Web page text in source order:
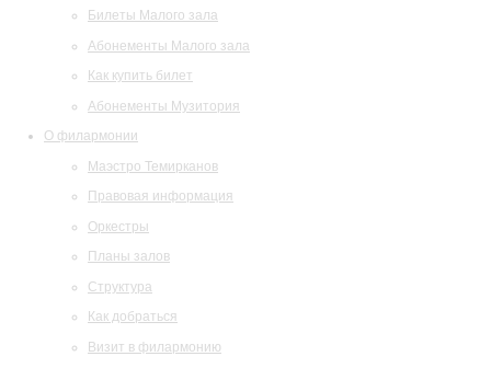
Билеты Малого зала
Абонементы Малого зала
Как купить билет
Абонементы Музитория
О филармонии
Маэстро Темирканов
Правовая информация
Оркестры
Планы залов
Структура
Как добраться
Визит в филармонию